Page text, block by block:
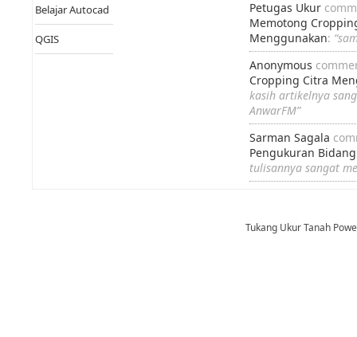
Belajar Autocad
QGIS
Petugas Ukur
Memotong
Menggunakan:
Anonymous
Cropping Citra
kasih artikelnya
AnwarFM”
Sarman Sagala
Pengukuran
tulisannya sangat
Tukang Ukur Tanah